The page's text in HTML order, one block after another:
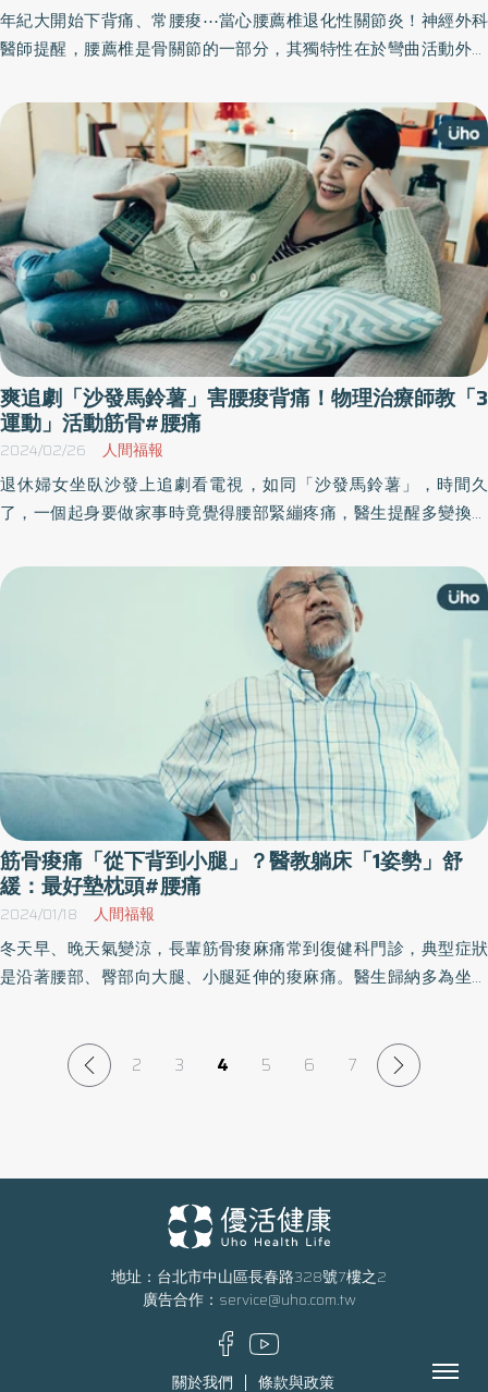
年紀大開始下背痛、常腰痠⋯當心腰薦椎退化性關節炎！神經外科
醫師提醒，腰薦椎是骨關節的一部分，其獨特性在於彎曲活動外，
動下，腰薦椎體會產生結構性變化，產生活動功能問題以及疼痛症
狀。
爽追劇「沙發馬鈴薯」害腰痠背痛！物理治療師教「3
運動」活動筋骨#腰痛
2024/02/26 人間福報
退休婦女坐臥沙發上追劇看電視，如同「沙發馬鈴薯」，時間久
了，一個起身要做家事時竟覺得腰部緊繃疼痛，醫生提醒多變換坐
鬆並訓練，以緩解腰部疼痛。快一起來看看有哪些伸展運動吧！
筋骨痠痛「從下背到小腿」？醫教躺床「1姿勢」舒
緩：最好墊枕頭#腰痛
2024/01/18 人間福報
冬天早、晚天氣變涼，長輩筋骨痠麻痛常到復健科門診，典型症狀
是沿著腰部、臀部向大腿、小腿延伸的痠麻痛。醫生歸納多為坐骨
2
3 4 5 6 7
地址：台北市中山區長春路328號7樓之2
廣告合作： service@uho.com.tw
關於我們 條款與政策 Menu